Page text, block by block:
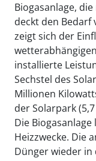
Biogasanlage,
deckt den Bedarf
zeigt sich der
installierte
Sechstel des
Millionen
der Solarpark
Die
Heizzwecke. Die
Dünger wieder